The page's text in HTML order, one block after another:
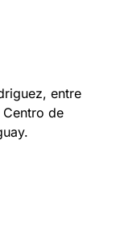
entre
Centro de